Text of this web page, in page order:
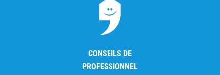
CONSEILS DE
PROFESSIONNEL